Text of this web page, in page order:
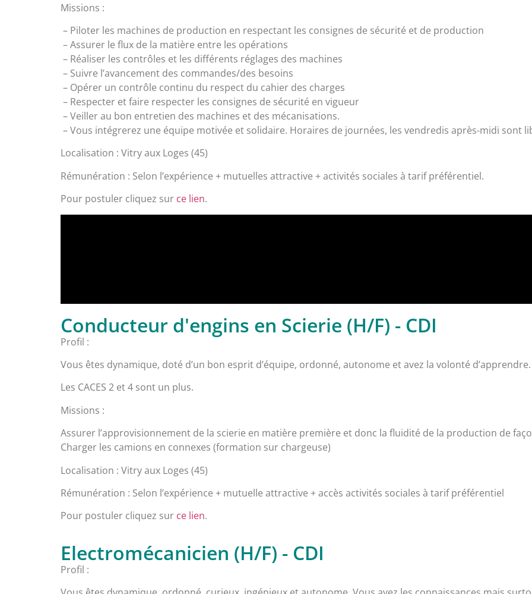
Missions :
– Piloter les machines de production en respectant les consignes de sécurité et de production
– Assurer le flux de la matière entre les opérations
– Réaliser les contrôles et les différents réglages des machines
– Suivre l’avancement des commandes/des besoins
– Opérer un contrôle continu du respect du cahier des charges
– Respecter et faire respecter les consignes de sécurité en vigueur
– Veiller au bon entretien des machines et des mécanisations.
– Vous intégrerez une équipe motivée et solidaire. Horaires de journées, les vendredis après-midi sont
Localisation : Vitry aux Loges (45)
Rémunération : Selon l’expérience + mutuelles attractive + activités sociales à tarif préférentiel.
Pour postuler cliquez sur ce lien.
Conducteur d'engins en Scierie (H/F) - CDI​
Profil :
Vous êtes dynamique, doté d’un bon esprit d’équipe, ordonné, autonome et avez la volonté d’apprendre.
Les CACES 2 et 4 sont un plus.
Missions :
Assurer l’approvisionnement de la scierie en matière première et donc la fluidité de la production de
Charger les camions en connexes (formation sur chargeuse)
Localisation : Vitry aux Loges (45)
Rémunération : Selon l’expérience + mutuelle attractive + accès activités sociales à tarif préférentiel
Pour postuler cliquez sur ce lien.
Electromécanicien (H/F) - CDI
Profil :